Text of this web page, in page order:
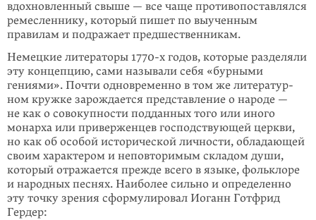
вдохнов­ленный свыше — все чаще противопоставлялся
ремесленнику, который пишет по выученным
правилам и подражает предшественникам.
Немецкие литераторы 1770-х годов, которые разделяли
эту концепцию, сами называли себя «бурными
гениями». Почти одновременно в том же литератур­
ном кружке зарождается представление о народе —
не как о совокупности подданных того или иного
монарха или приверженцев господствующей церкви,
но как об особой исторической личности, обладающей
своим харак­тером и неповто­римым складом души,
который отражается прежде всего в языке, фольклоре
и народных песнях. Наиболее сильно и определенно
эту точку зре­ния сформу­ли­ровал Иоганн Готфрид
Гердер: